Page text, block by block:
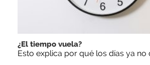
¿El tiempo vuela?
Esto explica por qué los días ya no